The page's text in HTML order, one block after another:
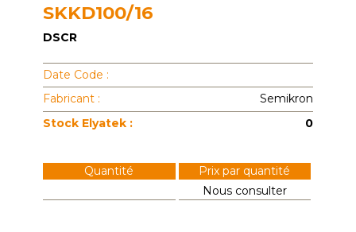
SKKD100/16
DSCR
Date Code :
Fabricant :
Semikron
Stock Elyatek :
0
Quantité
Prix par quantité
Nous consulter